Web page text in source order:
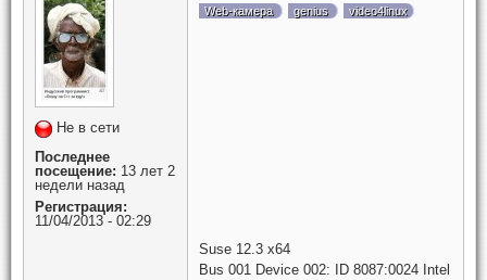
Не в сети
Последнее
посещение: 13 лет 2
недели назад
Регистрация:
11/04/2013 - 02:29
Web-камера genius video4linux
Suse 12.3 x64
Bus 001 Device 002: ID 8087:0024 Intel